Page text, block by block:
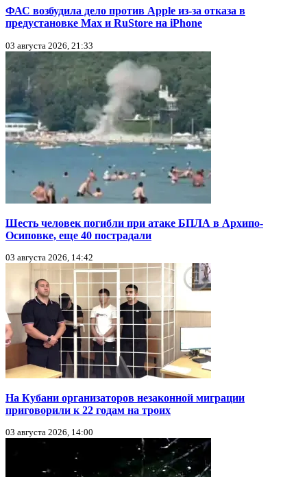
ФАС возбудила дело против Apple из-за отказа в
предустановке Max и RuStore на iPhone
03 августа 2026, 21:33
Шесть человек погибли при атаке БПЛА в Архипо-
Осиповке, еще 40 пострадали
03 августа 2026, 14:42
На Кубани организаторов незаконной миграции
приговорили к 22 годам на троих
03 августа 2026, 14:00